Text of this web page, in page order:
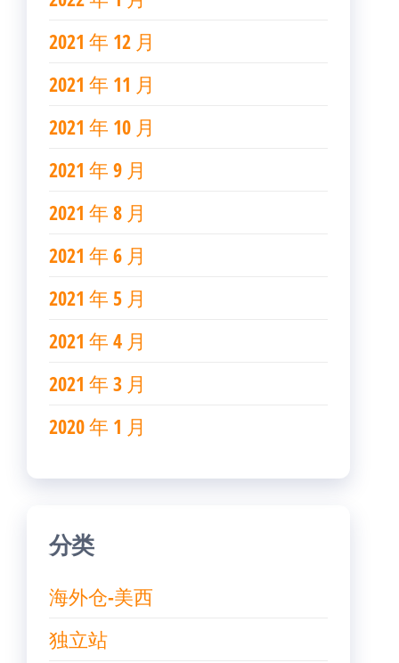
2021 年 12 月
2021 年 11 月
2021 年 10 月
2021 年 9 月
2021 年 8 月
2021 年 6 月
2021 年 5 月
2021 年 4 月
2021 年 3 月
2020 年 1 月
分类
海外仓-美西
独立站